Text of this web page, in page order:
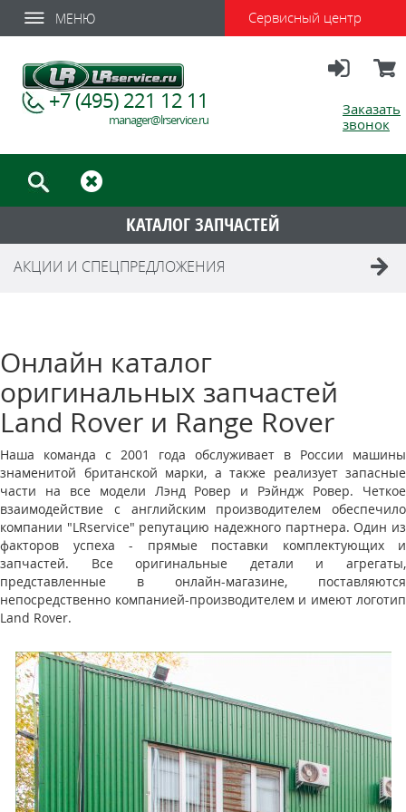
МЕНЮ Сервисный центр
Заказать
звонок
+7 (495) 221 12 11
manager@lrservice.ru
КАТАЛОГ ЗАПЧАСТЕЙ
АКЦИИ И СПЕЦПРЕДЛОЖЕНИЯ
Онлайн каталог
оригинальных запчастей
Land Rover и Range Rover
Наша команда с 2001 года обслуживает в России машины
знаменитой британской марки, а также реализует запасные
части на все модели Лэнд Ровер и Рэйндж Ровер. Четкое
взаимодействие с английским производителем обеспечило
компании "LRservice" репутацию надежного партнера. Один из
факторов успеха - прямые поставки комплектующих и
запчастей. Все оригинальные детали и агрегаты,
представленные в онлайн-магазине, поставляются
непосредственно компанией-производителем и имеют логотип
Land Rover.